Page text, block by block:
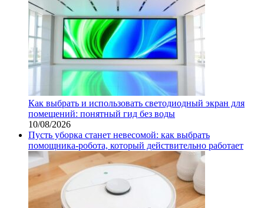
Как выбрать и использовать светодиодный экран для
помещений: понятный гид без воды
10/08/2026
Пусть уборка станет невесомой: как выбрать
помощника‑робота, который действительно работает